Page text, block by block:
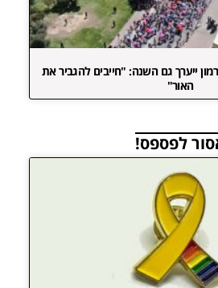
ייערך גם השנה: "חייבים להגביר את
האור"
לפספס!